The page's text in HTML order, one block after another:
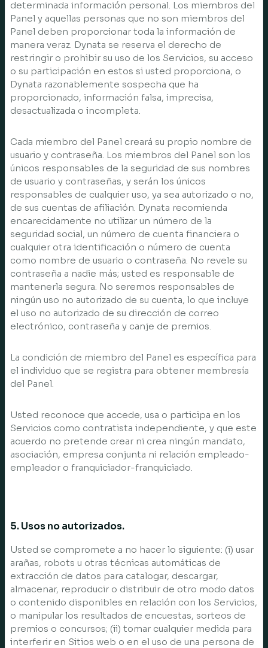
determinada información personal. Los miembros del
Panel y aquellas personas que no son miembros del
Panel deben proporcionar toda la información de
manera veraz. Dynata se reserva el derecho de
restringir o prohibir su uso de los Servicios, su acceso
o su participación en estos si usted proporciona, o
Dynata razonablemente sospecha que ha
proporcionado, información falsa, imprecisa,
desactualizada o incompleta.
Cada miembro del Panel creará su propio nombre de
usuario y contraseña. Los miembros del Panel son los
únicos responsables de la seguridad de sus nombres
de usuario y contraseñas, y serán los únicos
responsables de cualquier uso, ya sea autorizado o no,
de sus cuentas de afiliación. Dynata recomienda
encarecidamente no utilizar un número de la
seguridad social, un número de cuenta financiera o
cualquier otra identificación o número de cuenta
como nombre de usuario o contraseña. No revele su
contraseña a nadie más; usted es responsable de
mantenerla segura. No seremos responsables de
ningún uso no autorizado de su cuenta, lo que incluye
el uso no autorizado de su dirección de correo
electrónico, contraseña y canje de premios.
La condición de miembro del Panel es específica para
el individuo que se registra para obtener membresía
del Panel.
Usted reconoce que accede, usa o participa en los
Servicios como contratista independiente, y que este
acuerdo no pretende crear ni crea ningún mandato,
asociación, empresa conjunta ni relación empleado-
empleador o franquiciador-franquiciado.
5. Usos no autorizados.
Usted se compromete a no hacer lo siguiente: (i) usar
arañas, robots u otras técnicas automáticas de
extracción de datos para catalogar, descargar,
almacenar, reproducir o distribuir de otro modo datos
o contenido disponibles en relación con los Servicios,
o manipular los resultados de encuestas, sorteos de
premios o concursos; (ii) tomar cualquier medida para
interferir en Sitios web o en el uso de una persona de